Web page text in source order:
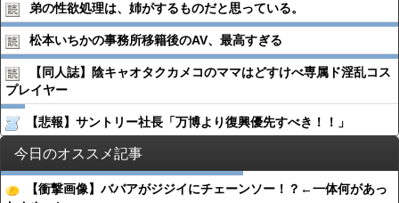
弟の性欲処理は、姉がするものだと思っている。
松本いちかの事務所移籍後のAV、最高すぎる
【同人誌】陰キャオタクカメコのママはどすけべ専属ド淫乱コス
プレイヤー
【悲報】サントリー社長「万博より復興優先すべき！！」
今日のオススメ記事
【衝撃画像】ババアがジジイにチェーンソー！？←一体何があっ